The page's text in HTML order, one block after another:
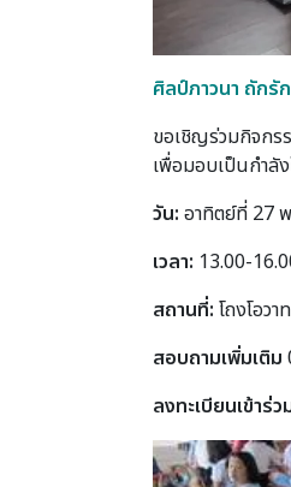
ศิลป์ภาวนา ถัก
ขอเชิญร่วมกิจกร
เพื่อมอบเป็นกำลั
วัน: อาทิตย์ที่ 27
เวลา: 13.00-
สถานที่: โถงโอว
สอบถามเพิ่มเติม
ลงทะเบียนเข้าร่